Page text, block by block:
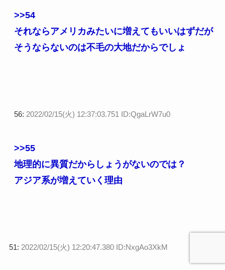
>>54
それならアメリカみたいに増えてもいいはずだが
そうならないのは不毛の大地だからでしょ
56: 2022/02/15(火) 12:37:03.751 ID:QgaLrW7u0
>>55
地理的に異質だからしょうがないのでは？
アジア系が増えていく理由
51: 2022/02/15(火) 12:20:47.380 ID:NxgAo3XkM